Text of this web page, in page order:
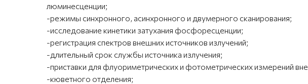
люминесценции;
-режимы синхронного, асинхронного и двумерного сканирования;
-исследование кинетики затухания фосфоресценции;
-регистрация спектров внешних источников излучений;
-длительный срок службы источника излучения;
-приставки для флуориметрических и фотометрических измерений вне
-кюветного отделения;